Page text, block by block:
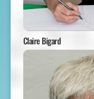
Claire Bigard